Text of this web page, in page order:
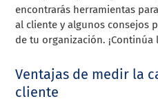
encontrarás herramientas
al cliente y algunos consejos
de tu organización. ¡Continúa
Ventajas de medir la
cliente